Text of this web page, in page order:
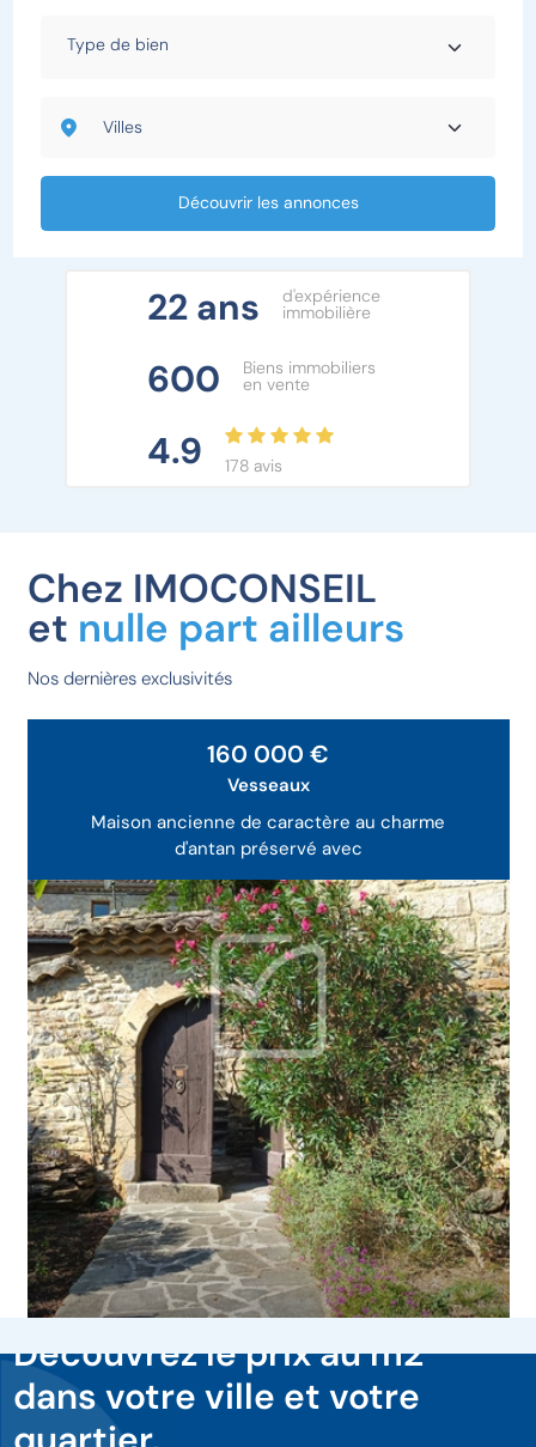
Découvrir les annonces
22 ans
d'expérience
immobilière
600
Biens immobiliers
en vente
4.9 178 avis
Chez IMOCONSEIL
et nulle part ailleurs
Nos dernières exclusivités
Maison ancienne de caractère au charme
d'antan préservé avec
160 000 €
Vesseaux
Découvrez le prix au m2
dans votre ville et votre